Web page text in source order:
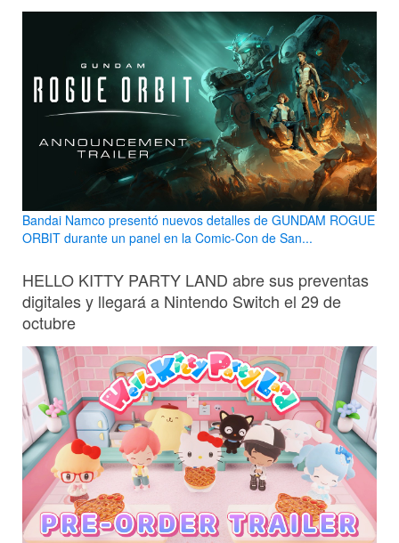
Bandai Namco presentó nuevos detalles de GUNDAM ROGUE
ORBIT durante un panel en la Comic-Con de San...
HELLO KITTY PARTY LAND abre sus preventas
digitales y llegará a Nintendo Switch el 29 de
octubre